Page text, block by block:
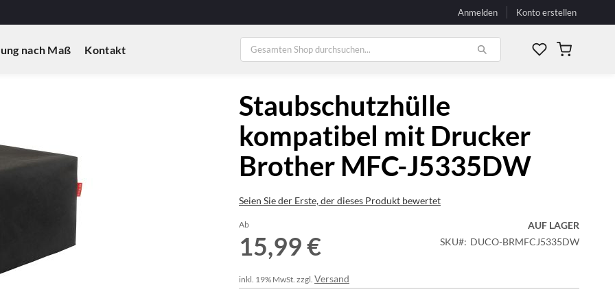
Anmelden Konto erstellen
nach Maß Kontakt Mein
Staubschutzhülle
kompatibel mit Drucker
Brother MFC-J5335DW
Seien Sie der Erste, der dieses Produkt bewertet
Ab
15,99 €
AUF LAGER
SKU
DUCO-BRMFCJ5335DW
inkl. 19% MwSt. zzgl. Versand